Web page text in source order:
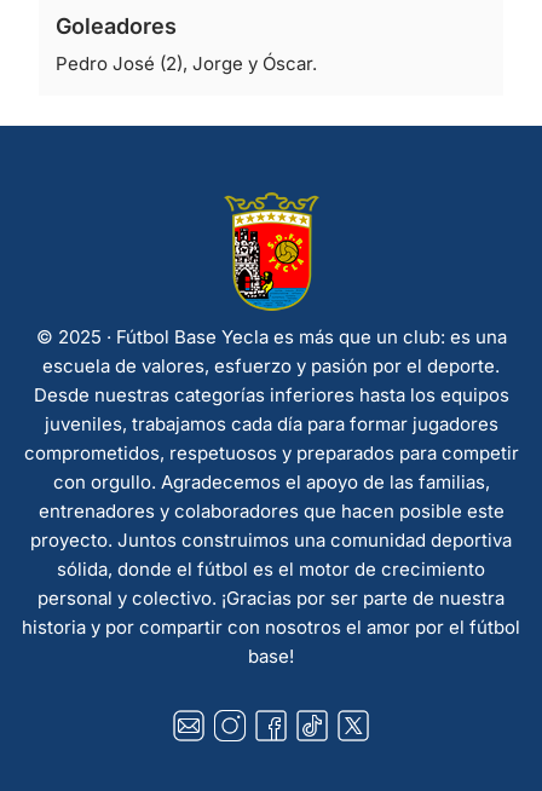
Goleadores
Pedro José (2), Jorge y Óscar.
© 2025 · Fútbol Base Yecla es más que un club: es una
escuela de valores, esfuerzo y pasión por el deporte.
Desde nuestras categorías inferiores hasta los equipos
juveniles, trabajamos cada día para formar jugadores
comprometidos, respetuosos y preparados para competir
con orgullo. Agradecemos el apoyo de las familias,
entrenadores y colaboradores que hacen posible este
proyecto. Juntos construimos una comunidad deportiva
sólida, donde el fútbol es el motor de crecimiento
personal y colectivo. ¡Gracias por ser parte de nuestra
historia y por compartir con nosotros el amor por el fútbol
base!